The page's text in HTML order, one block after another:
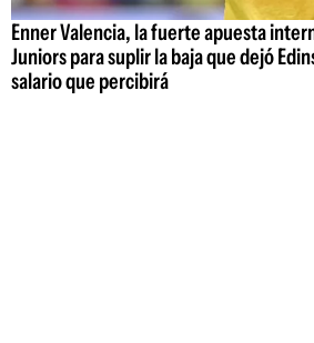
Enner Valencia, la fuerte apuesta
Juniors para suplir la baja que dejó
salario que percibirá